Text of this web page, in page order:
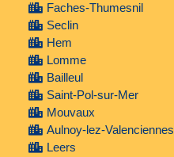
Faches-Thumesnil
Seclin
Hem
Lomme
Bailleul
Saint-Pol-sur-Mer
Mouvaux
Aulnoy-lez-Valenciennes
Leers